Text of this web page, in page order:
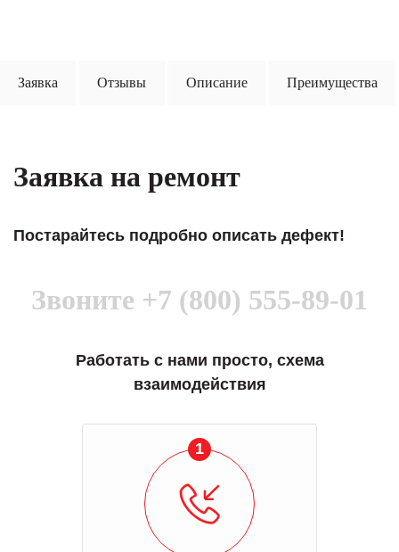
Заявка Отзывы Описание Преимущества
Заявка на ремонт
Постарайтесь подробно описать дефект!
Звоните +7 (800) 555-89-01
Работать с нами просто, схема
взаимодействия
1